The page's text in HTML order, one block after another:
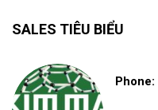
SALES TIÊU BIỂU
Phone: